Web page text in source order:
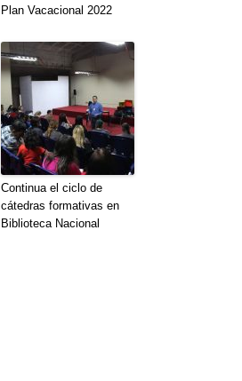
Plan Vacacional 2022
Continua el ciclo de
cátedras formativas en
Biblioteca Nacional